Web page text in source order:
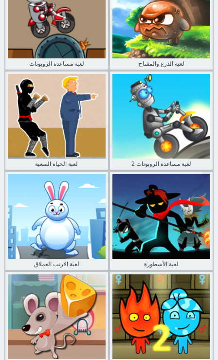
لعبة مساعدة الروبوتات لعبة الدرع والمفتاح
لعبة الحياة الصعبة لعبة مساعدة الروبوتات 2
لعبة الارنب العملاق لعبة الأسطورة